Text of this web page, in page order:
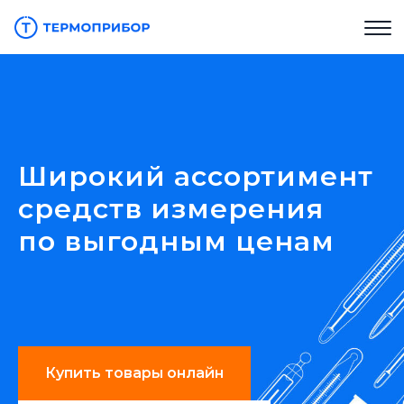
Широкий ассортимент
средств измерения
по выгодным ценам
Купить товары онлайн